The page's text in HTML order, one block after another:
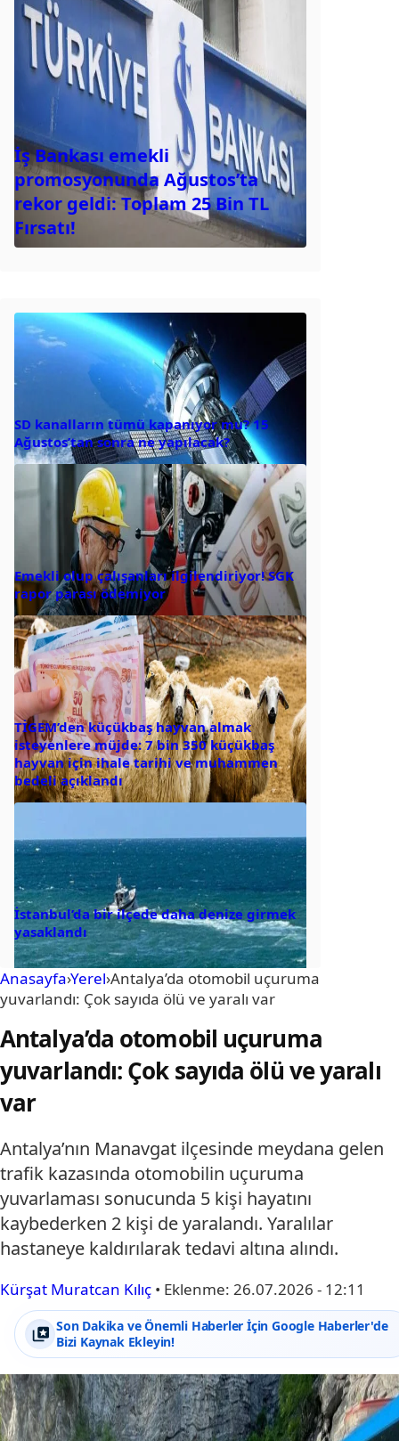
İş Bankası emekli
promosyonunda Ağustos’ta
rekor geldi: Toplam 25 Bin TL
Fırsatı!
SD kanalların tümü kapanıyor mu? 15
Ağustos’tan sonra ne yapılacak?
Emekli olup çalışanları ilgilendiriyor! SGK
rapor parası ödemiyor
TİGEM’den küçükbaş hayvan almak
isteyenlere müjde: 7 bin 350 küçükbaş
hayvan için ihale tarihi ve muhammen
bedeli açıklandı
İstanbul’da bir ilçede daha denize girmek
yasaklandı
Anasayfa›Yerel›Antalya’da otomobil uçuruma
yuvarlandı: Çok sayıda ölü ve yaralı var
Antalya’da otomobil uçuruma
yuvarlandı: Çok sayıda ölü ve yaralı
var
Antalya’nın Manavgat ilçesinde meydana gelen
trafik kazasında otomobilin uçuruma
yuvarlaması sonucunda 5 kişi hayatını
kaybederken 2 kişi de yaralandı. Yaralılar
hastaneye kaldırılarak tedavi altına alındı.
Kürşat Muratcan Kılıç • Eklenme: 26.07.2026 - 12:11
Son Dakika ve Önemli Haberler İçin Google Haberler'de
Bizi Kaynak Ekleyin!